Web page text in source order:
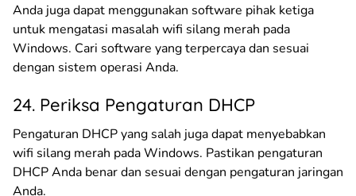
Anda juga dapat menggunakan software pihak ketiga
untuk mengatasi masalah wifi silang merah pada
Windows. Cari software yang terpercaya dan sesuai
dengan sistem operasi Anda.
24. Periksa Pengaturan DHCP
Pengaturan DHCP yang salah juga dapat menyebabkan
wifi silang merah pada Windows. Pastikan pengaturan
DHCP Anda benar dan sesuai dengan pengaturan jaringan
Anda.